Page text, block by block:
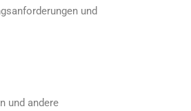
und
und andere